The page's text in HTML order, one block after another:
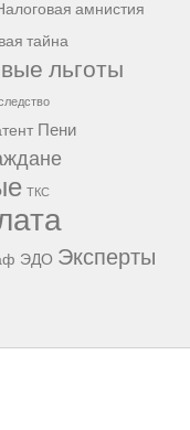
амнистия
тайна
льготы
Пени
ТКС
ЭДО Эксперты